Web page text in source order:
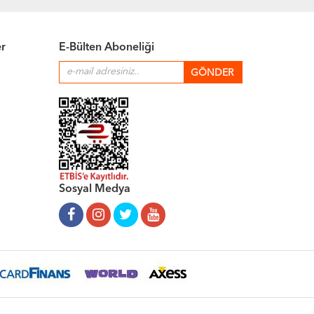
E-Bülten Aboneliği
Sosyal Medya